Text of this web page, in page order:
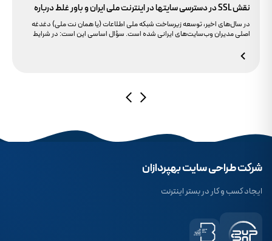
نقش SSL در دسترسی سایتها در اینترنت ملی ایران و باور غلط درباره
دامنه های IR
در سال‌های اخیر، توسعه زیرساخت شبکه ملی اطلاعات (یا همان نت ملی) دغدغه
اصلی مدیران وب‌سایت‌های ایرانی شده است. سؤال اساسی این است: در شرایط
شرکت طراحی سایت بهپردازان
ایجاد کسب و کار در بستر اینترنت